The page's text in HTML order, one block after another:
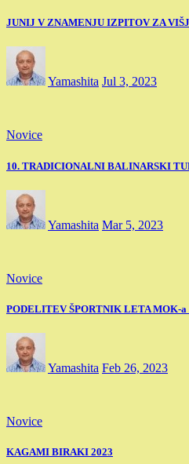
JUNIJ V ZNAMENJU IZPITOV ZA
Yamashita Jul 3, 2023
Novice
10. TRADICIONALNI BALINARSKI
Yamashita Mar 5, 2023
Novice
PODELITEV ŠPORTNIK LETA MOK-a
Yamashita Feb 26, 2023
Novice
KAGAMI BIRAKI 2023